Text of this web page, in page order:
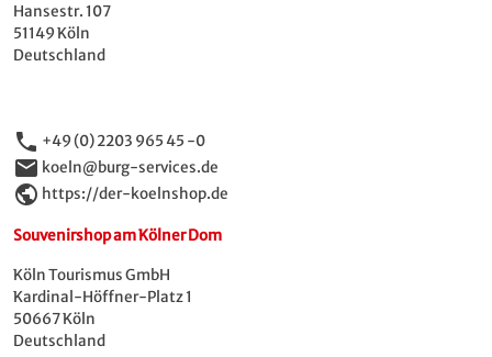
Hansestr. 107
51149 Köln
Deutschland
phone +49 (0) 2203 965 45 -0
email koeln@burg-services.de
public https://der-koelnshop.de
Souvenirshop am Kölner Dom
Köln Tourismus GmbH
Kardinal-Höffner-Platz 1
50667 Köln
Deutschland